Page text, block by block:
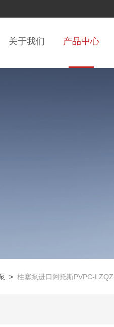
关于我们 产品中心
> 柱塞泵进口阿托斯PVPC-